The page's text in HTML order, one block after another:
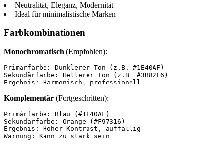
Neutralität, Eleganz, Modernität
Ideal für minimalistische Marken
Farbkombinationen
Monochromatisch (Empfohlen):
Primärfarbe: Dunklerer Ton (z.B. #1E40AF)
Sekundärfarbe: Hellerer Ton (z.B. #3B82F6)
Ergebnis: Harmonisch, professionell
Komplementär (Fortgeschritten):
Primärfarbe: Blau (#1E40AF)
Sekundärfarbe: Orange (#F97316)
Ergebnis: Hoher Kontrast, auffällig
Warnung: Kann zu stark sein